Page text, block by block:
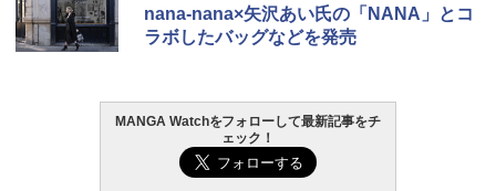
nana-nana×矢沢あい氏の「NANA」とコ
ラボしたバッグなどを発売
MANGA Watchをフォローして最新記事をチ
ェック！